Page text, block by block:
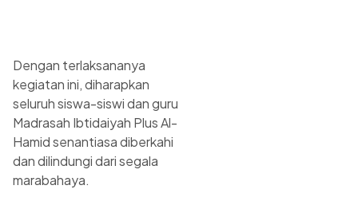
Dengan terlaksananya
kegiatan ini, diharapkan
seluruh siswa-siswi dan guru
Madrasah Ibtidaiyah Plus Al-
Hamid senantiasa diberkahi
dan dilindungi dari segala
marabahaya.